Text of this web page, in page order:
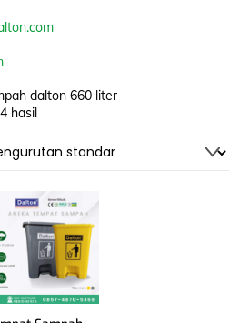
hasil